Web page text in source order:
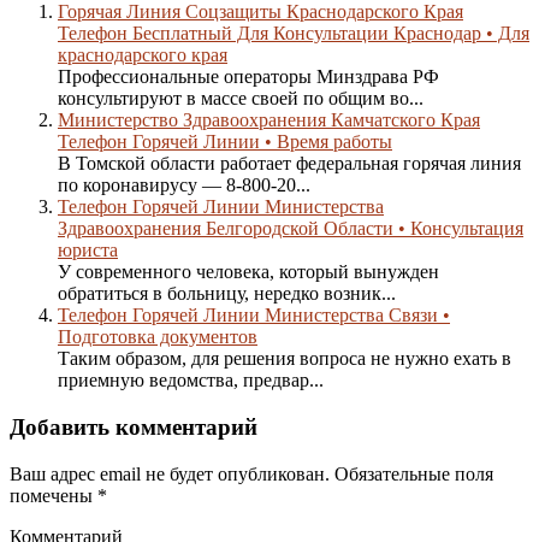
Горячая Линия Соцзащиты Краснодарского Края
Телефон Бесплатный Для Консультации Краснодар • Для
краснодарского края
Профессиональные операторы Минздрава РФ
консультируют в массе своей по общим во...
Министерство Здравоохранения Камчатского Края
Телефон Горячей Линии • Время работы
В Томской области работает федеральная горячая линия
по коронавирусу — 8-800-20...
Телефон Горячей Линии Министерства
Здравоохранения Белгородской Области • Консультация
юриста
У современного человека, который вынужден
обратиться в больницу, нередко возник...
Телефон Горячей Линии Министерства Связи •
Подготовка документов
Таким образом, для решения вопроса не нужно ехать в
приемную ведомства, предвар...
Добавить комментарий
Ваш адрес email не будет опубликован. Обязательные поля
помечены *
Комментарий